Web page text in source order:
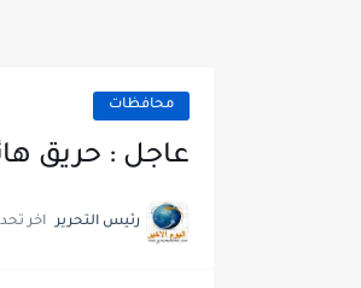
محافظات
عاجل : حريق
رئيس التحرير اخر